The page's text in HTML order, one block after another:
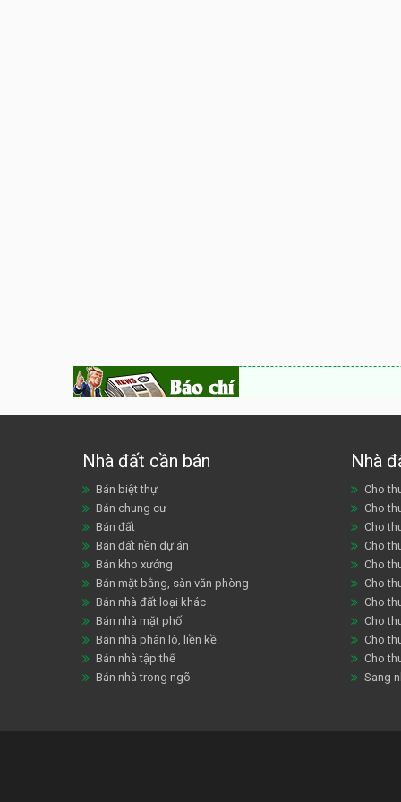
Nhà đất cần bán
Bán biệt thự
Bán chung cư
Bán đất
Bán đất nền dự án
Bán kho xưởng
Bán mặt bằng, sàn văn phòng
Bán nhà đất loại khác
Bán nhà mặt phố
Bán nhà phân lô, liền kề
Bán nhà tập thể
Bán nhà trong ngõ
Nhà
Cho
Cho
Cho
Cho
Cho
Cho
Cho
Cho
Cho
Cho
Sang